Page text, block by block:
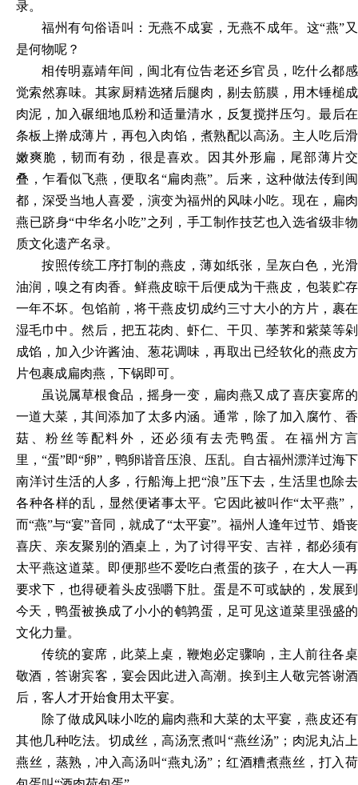
录。
福州有句俗语叫：无燕不成宴，无燕不成年。这“燕”又
是何物呢？
相传明嘉靖年间，闽北有位告老还乡官员，吃什么都感
觉索然寡味。其家厨精选猪后腿肉，剔去筋膜，用木锤槌成
肉泥，加入碾细地瓜粉和适量清水，反复搅拌压匀。最后在
条板上擀成薄片，再包入肉馅，煮熟配以高汤。主人吃后滑
嫩爽脆，韧而有劲，很是喜欢。因其外形扁，尾部薄片交
叠，乍看似飞燕，便取名“扁肉燕”。后来，这种做法传到闽
都，深受当地人喜爱，演变为福州的风味小吃。现在，扁肉
燕已跻身“中华名小吃”之列，手工制作技艺也入选省级非物
质文化遗产名录。
按照传统工序打制的燕皮，薄如纸张，呈灰白色，光滑
油润，嗅之有肉香。鲜燕皮晾干后便成为干燕皮，包装贮存
一年不坏。包馅前，将干燕皮切成约三寸大小的方片，裹在
湿毛巾中。然后，把五花肉、虾仁、干贝、荸荠和紫菜等剁
成馅，加入少许酱油、葱花调味，再取出已经软化的燕皮方
片包裹成扁肉燕，下锅即可。
虽说属草根食品，摇身一变，扁肉燕又成了喜庆宴席的
一道大菜，其间添加了太多内涵。通常，除了加入腐竹、香
菇、粉丝等配料外，还必须有去壳鸭蛋。在福州方言
里， “蛋”即“卵”，鸭卵谐音压浪、压乱。自古福州漂洋过海下
南洋讨生活的人多，行船海上把“浪”压下去，生活里也除去
各种各样的乱，显然便诸事太平。它因此被叫作“太平燕”，
而“燕”与“宴”音同，就成了“太平宴”。福州人逢年过节、婚丧
喜庆、亲友聚别的酒桌上，为了讨得平安、吉祥，都必须有
太平燕这道菜。即便那些不爱吃白煮蛋的孩子，在大人一再
要求下，也得硬着头皮强嚼下肚。蛋是不可或缺的，发展到
今天，鸭蛋被换成了小小的鹌鹑蛋，足可见这道菜里强盛的
文化力量。
传统的宴席，此菜上桌，鞭炮必定骤响，主人前往各桌
敬酒，答谢宾客，宴会因此进入高潮。挨到主人敬完答谢酒
后，客人才开始食用太平宴。
除了做成风味小吃的扁肉燕和大菜的太平宴，燕皮还有
其他几种吃法。切成丝，高汤烹煮叫 “燕丝汤”；肉泥丸沾上
燕丝，蒸熟，冲入高汤叫“燕丸汤”；红酒糟煮燕丝，打入荷